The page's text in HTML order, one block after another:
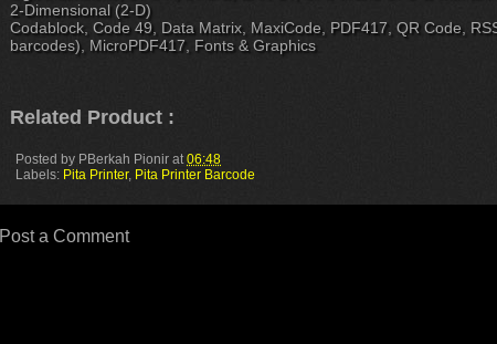
2-Dimensional (2-D)
Codablock, Code 49, Data Matrix, MaxiCode, PDF417, QR Code,
barcodes), MicroPDF417, Fonts & Graphics
Related Product :
Posted by PBerkah Pionir at06:48
Labels: Pita Printer, Pita Printer Barcode
Post a Comment